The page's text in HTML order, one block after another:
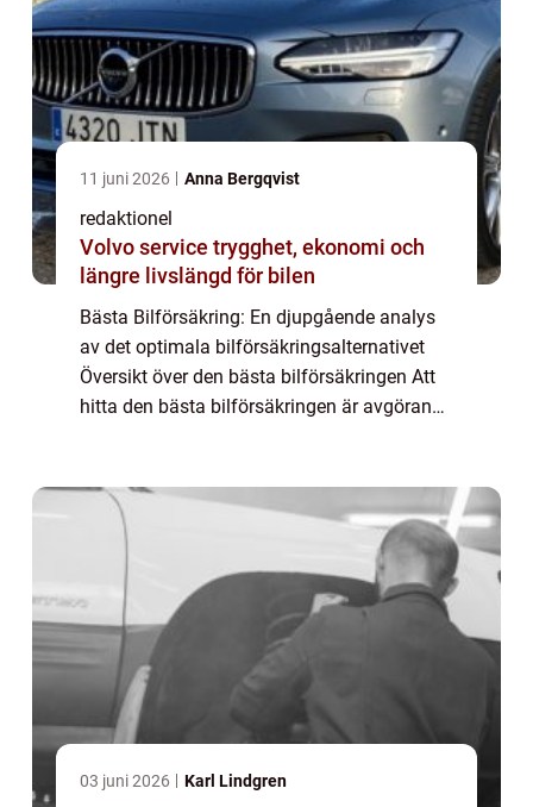
11 juni 2026 Anna Bergqvist
redaktionel
Volvo service trygghet, ekonomi och
längre livslängd för bilen
Bästa Bilförsäkring: En djupgående analys
av det optimala bilförsäkringsalternativet
Översikt över den bästa bilförsäkringen Att
hitta den bästa bilförsäkringen är avgörande
03 juni 2026 Karl Lindgren